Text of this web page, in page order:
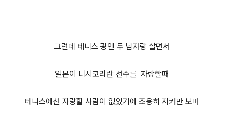
그런데 테니스 광인 두 남자랑 살면서
일본이 니시코리란 선수를 자랑할때
테니스에선 자랑할 사람이 없었기에 조용히 지켜만 보며